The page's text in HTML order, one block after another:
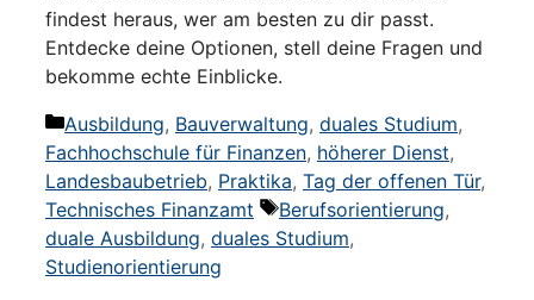
findest heraus, wer am besten zu dir passt.
Entdecke deine Optionen, stell deine Fragen und
bekomme echte Einblicke.
Kategorien
Ausbildung, Bauverwaltung, duales Studium,
Fachhochschule für Finanzen, höherer Dienst,
Landesbaubetrieb, Praktika, Tag der offenen Tür,
Technisches Finanzamt
Schlagwörter
Berufsorientierung,
duale Ausbildung, duales Studium,
Studienorientierung